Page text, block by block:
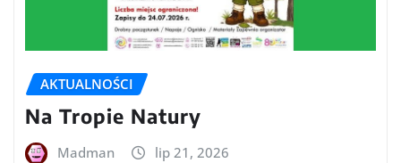
AKTUALNOŚCI
Na Tropie Natury
Madman lip 21, 2026